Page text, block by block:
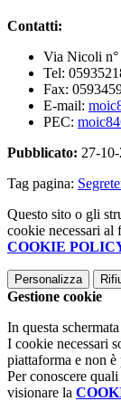
Contatti:
Via Nicoli
Tel:
Fax:
E-mail:
PEC:
Pubblicato: 27-
Tag pagina:
Questo sito o gli
cookie necessari
COOKIE
Personalizza
Gestione cookie
In questa
I cookie necessari
piattaforma e non
Per conoscere
visionare la